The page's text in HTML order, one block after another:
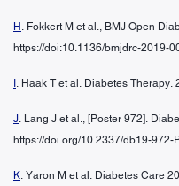
H . Fokkert M et al., BMJ Open
https://doi:10.1136/bmjdrc-2019-
. Haak T et al. Diabetes Therapy.
J. Lang J et al., [Poster 972].
https://doi.org/10.2337/db19-972-
K. Yaron M et al. Diabetes Care